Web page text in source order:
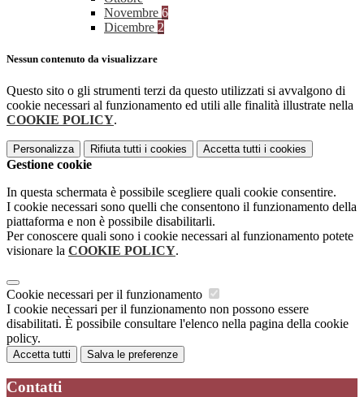
Novembre 6
Dicembre 2
Nessun contenuto da visualizzare
Questo sito o gli strumenti terzi da questo utilizzati si avvalgono di
cookie necessari al funzionamento ed utili alle finalità illustrate nella
COOKIE POLICY.
Personalizza Rifiuta tutti i cookies Accetta tutti i cookies
Gestione cookie
In questa schermata è possibile scegliere quali cookie consentire.
I cookie necessari sono quelli che consentono il funzionamento della
piattaforma e non è possibile disabilitarli.
Per conoscere quali sono i cookie necessari al funzionamento potete
visionare la COOKIE POLICY.
Cookie necessari per il funzionamento
I cookie necessari per il funzionamento non possono essere
disabilitati. È possibile consultare l'elenco nella pagina della cookie
policy.
Accetta tutti Salva le preferenze
Contatti